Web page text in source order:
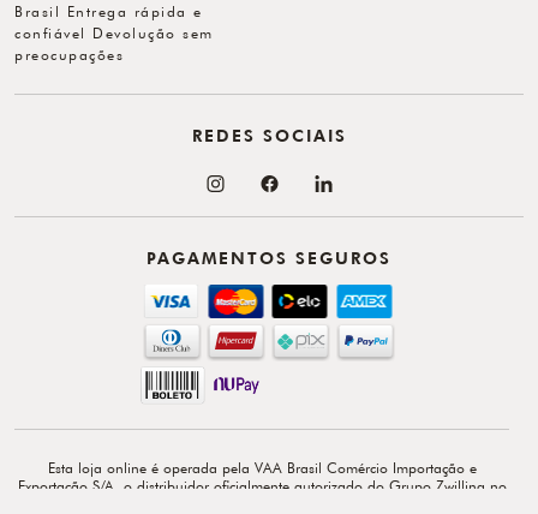
Brasil Entrega rápida e
confiável Devolução sem
preocupações
PAGAMENTOS SEGUROS
REDES SOCIAIS
Esta loja online é operada pela VAA Brasil Comércio Importação e
Exportação S/A, o distribuidor oficialmente autorizado do Grupo Zwilling no